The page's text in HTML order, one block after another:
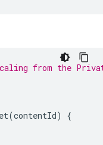
from the
(contentId)
{